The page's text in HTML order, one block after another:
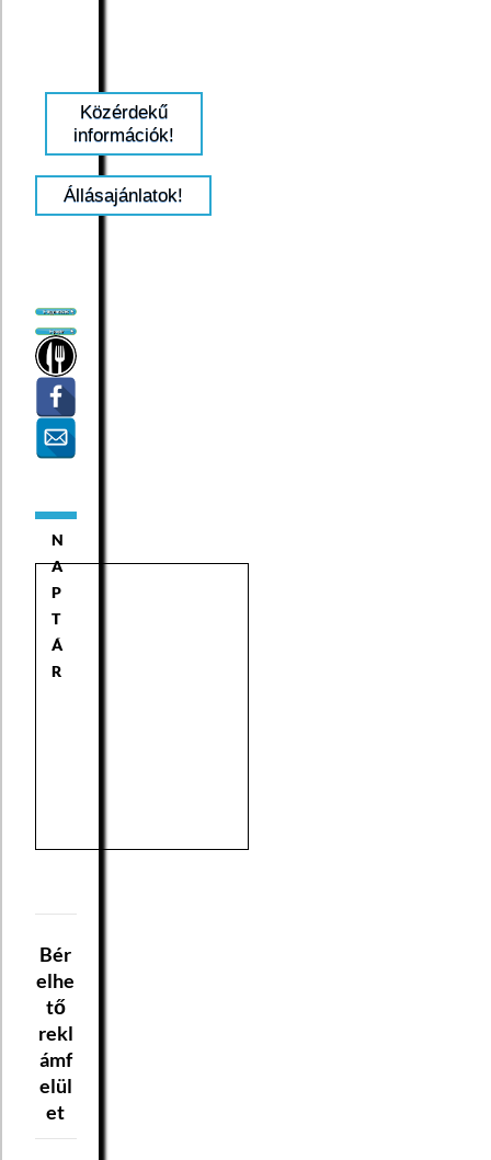
Közérdekű
információk!
Állásajánlatok!
N
A
P
T
Á
R
Bér
elhe
tő
rekl
ámf
elül
et